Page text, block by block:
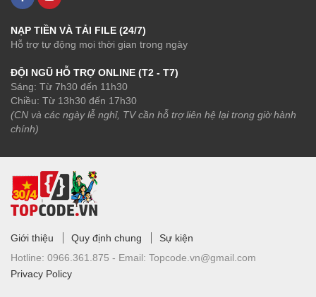
NẠP TIỀN VÀ TẢI FILE (24/7)
Hỗ trợ tự động mọi thời gian trong ngày
ĐỘI NGŨ HỖ TRỢ ONLINE (T2 - T7)
Sáng: Từ 7h30 đến 11h30
Chiều: Từ 13h30 đến 17h30
(CN và các ngày lễ nghỉ, TV cần hỗ trợ liên hệ lại trong giờ hành
chính)
Giới thiệu Quy định chung
Sự kiện
Hotline: 0966.361.875 - Email: Topcode.vn@gmail.com
Privacy Policy